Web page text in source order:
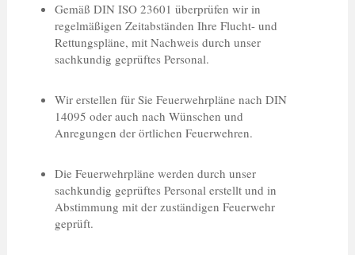
Gemäß DIN ISO 23601 überprüfen wir in
regelmäßigen Zeitabständen Ihre Flucht- und
Rettungspläne, mit Nachweis durch unser
sachkundig geprüftes Personal.
Wir erstellen für Sie Feuerwehrpläne nach DIN
14095 oder auch nach Wünschen und
Anregungen der örtlichen Feuerwehren.
Die Feuerwehrpläne werden durch unser
sachkundig geprüftes Personal erstellt und in
Abstimmung mit der zuständigen Feuerwehr
geprüft.